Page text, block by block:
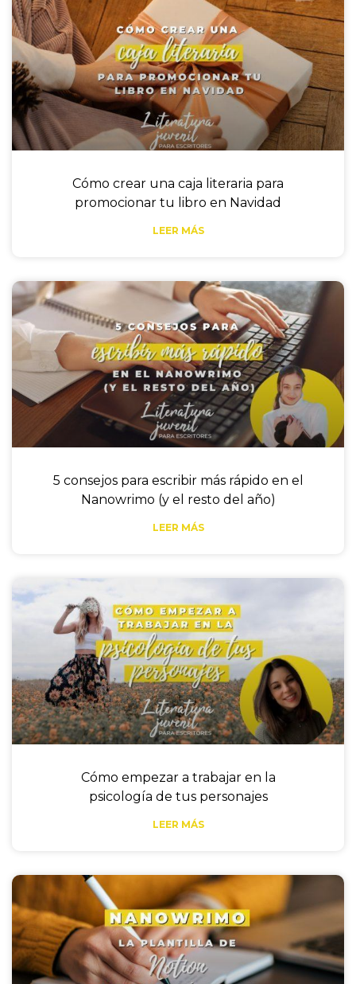
Cómo crear una caja literaria para
promocionar tu libro en Navidad
LEER MÁS
5 consejos para escribir más rápido en el
Nanowrimo (y el resto del año)
LEER MÁS
Cómo empezar a trabajar en la
psicología de tus personajes
LEER MÁS